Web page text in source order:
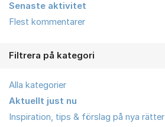
Senaste aktivitet
Flest kommentarer
Filtrera på kategori
Alla kategorier
Aktuellt just nu
Inspiration, tips & förslag på nya rätter